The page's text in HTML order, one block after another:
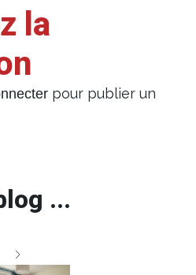
la
pour publier un
...